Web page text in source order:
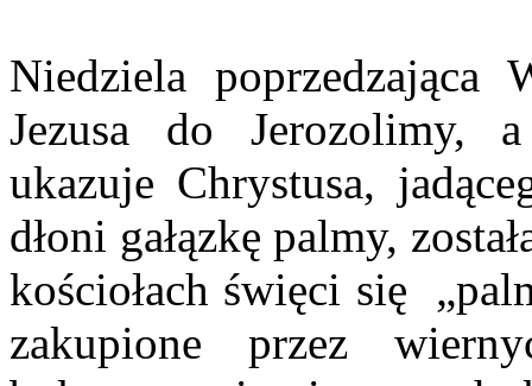
Niedziela poprzedzająca
Jezusa do Jerozolimy,
ukazuje Chrystusa,
dłoni gałązkę palmy,
kościołach święci się
zakupione przez